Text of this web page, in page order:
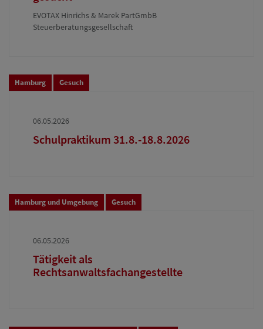
EVOTAX Hinrichs & Marek PartGmbB
Steuerberatungsgesellschaft
Hamburg Gesuch
06.05.2026
Schulpraktikum 31.8.-18.8.2026
Hamburg und Umgebung Gesuch
06.05.2026
Tätigkeit als
Rechtsanwaltsfachangestellte